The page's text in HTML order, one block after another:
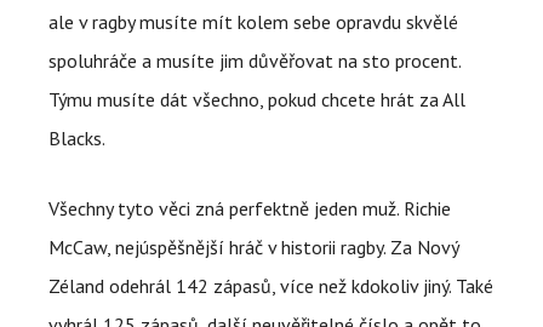
ale v ragby musíte mít kolem sebe opravdu skvělé
spoluhráče a musíte jim důvěřovat na sto procent.
Týmu musíte dát všechno, pokud chcete hrát za All
Blacks.
Všechny tyto věci zná perfektně jeden muž. Richie
McCaw, nejúspěšnější hráč v historii ragby. Za Nový
Zéland odehrál 142 zápasů, více než kdokoliv jiný. Také